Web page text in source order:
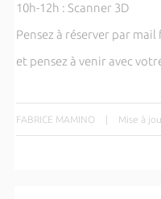
10h-12h : Scanner 3D
Pensez à réserver par
et pensez à venir avec
FABRICE MAMINO | Mise à